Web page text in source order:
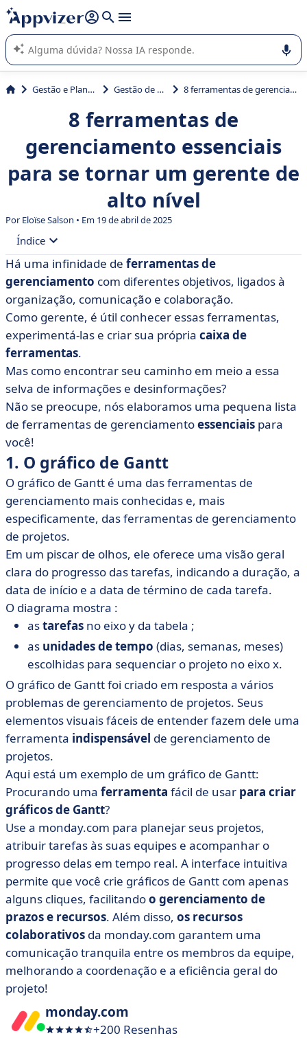
de nossa IA (várias linhas com
A IA do Appvizer o orienta no uso ou na seleção de software
SaaS para sua empresa.
Gestão e Planejamento Gestão de projetos 8 ferramentas de gerenciamento essenciais para se tornar um gerente de alto nível
8 ferramentas de
gerenciamento essenciais
para se tornar um gerente de
alto nível
Por Eloïse Salson • Em 19 de abril de 2025
Índice
• 1. O gráfico de Gantt
• 2. O calendário compartilhado
• 3. Mapeamento dos participantes
• 4. Escuta ativa
• 5. O painel de controle
• 6. O método 5, 10, 15, 30
• 7. O método SMART
• 8. A ferramenta DISC
• E se o software pudesse ajudá-lo a gerenciar melhor?
• Ferramentas de gerenciamento em poucas palavras
Há uma infinidade de ferramentas de
gerenciamento com diferentes objetivos, ligados à
organização, comunicação e colaboração.
Como gerente, é útil conhecer essas ferramentas,
experimentá-las e criar sua própria caixa de
ferramentas.
Mas como encontrar seu caminho em meio a essa
selva de informações e desinformações?
Não se preocupe, nós elaboramos uma pequena lista
de ferramentas de gerenciamentoessenciais para
você!
1. O gráfico de Gantt
O gráfico de Gantt é uma das ferramentas de
gerenciamento mais conhecidas e, mais
especificamente, das ferramentas de gerenciamento
de projetos.
Em um piscar de olhos, ele oferece uma visão geral
clara do progresso das tarefas, indicando a duração, a
data de início e a data de término de cada tarefa.
O diagrama mostra :
astarefas no eixo y da tabela ;
as unidades de tempo (dias, semanas, meses)
escolhidas para sequenciar o projeto no eixo x.
O gráfico de Gantt foi criado em resposta a vários
problemas de gerenciamento de projetos. Seus
elementos visuais fáceis de entender fazem dele uma
ferramenta indispensável de gerenciamento de
projetos.
Aqui está um exemplo de um gráfico de Gantt:
Procurando uma ferramenta fácil de usar para criar
gráficos de Gantt?
Use a monday.com para planejar seus projetos,
atribuir tarefas às suas equipes e acompanhar o
progresso delas em tempo real. A interface intuitiva
permite que você crie gráficos de Gantt com apenas
alguns cliques, facilitandoo gerenciamento de
prazos e recursos. Além disso, os recursos
colaborativos da monday.com garantem uma
comunicação tranquila entre os membros da equipe,
melhorando a coordenação e a eficiência geral do
projeto!
monday.com
+200 Resenhas